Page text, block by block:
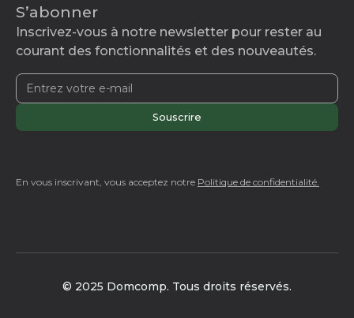
S’abonner
Inscrivez-vous à notre newsletter pour rester au
courant des fonctionnalités et des nouveautés.
En vous inscrivant, vous acceptez notre Politique de confidentialité.
© 2025 Domcomp. Tous droits réservés.